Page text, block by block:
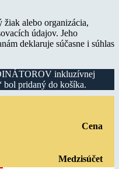
alebo organizácia,
údajov. Jeho
deklaruje súčasne i súhlas
inkluzívnej
bol pridaný do košíka.
Cena
Medzisúčet